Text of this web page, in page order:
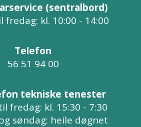
(sentralbord)
fredag: kl. 10:00 - 14:00
Telefon
56 51 94 00
tekniske tenester
fredag: kl. 15:30 - 7:30
søndag: heile døgnet